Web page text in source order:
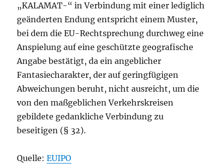
„KALAMAT-“ in Verbindung mit einer lediglich
geänderten Endung entspricht einem Muster,
bei dem die EU-Rechtsprechung durchweg eine
Anspielung auf eine geschützte geografische
Angabe bestätigt, da ein angeblicher
Fantasiecharakter, der auf geringfügigen
Abweichungen beruht, nicht ausreicht, um die
von den maßgeblichen Verkehrskreisen
gebildete gedankliche Verbindung zu
beseitigen (§ 32).
Quelle:EUIPO